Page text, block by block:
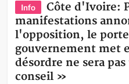
Info
Côte d'Ivoire:
manifestations
l'opposition, le
gouvernement met
désordre ne sera
conseil »